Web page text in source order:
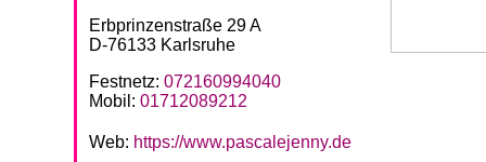
Erbprinzenstraße 29 A
D-76133 Karlsruhe
Festnetz: 072160994040
Mobil: 01712089212
Web: https://www.pascalejenny.de